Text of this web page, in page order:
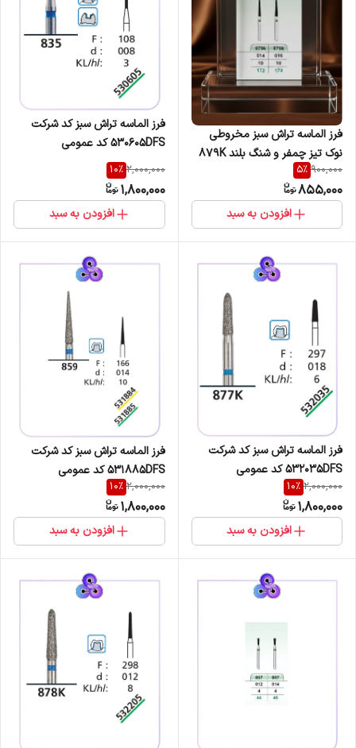
فرز الماسه تراش سبز مخروطی
نوک تیز چمفر و شنگ بلند 879K
(K.V.H)
900,000
5%
855,000
افزودن به سبد
فرز الماسه تراش سبز کد شرکت
530605DFS کد عمومی
835/108/008
2,000,000
10%
1,800,000
افزودن به سبد
فرز الماسه تراش سبز کد شرکت
532035DFS کد عمومی
877/297/018
2,000,000
10%
1,800,000
افزودن به سبد
فرز الماسه تراش سبز کد شرکت
531885DFS کد عمومی
859/166/014
2,000,000
10%
1,800,000
افزودن به سبد